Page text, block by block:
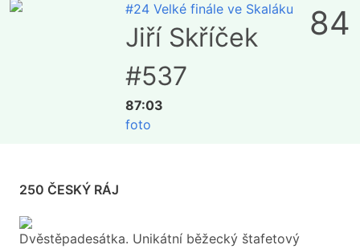
#24 Velké finále ve Skaláku
Jiří Skříček
#537
87:03
foto
84
250 ČESKÝ RÁJ
Dvěstěpadesátka. Unikátní běžecký štafetový